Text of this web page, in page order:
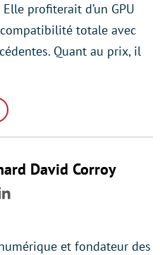
profiterait d’un GPU
totale avec
Quant au prix, il
David Corroy
LinkedIn
et fondateur des